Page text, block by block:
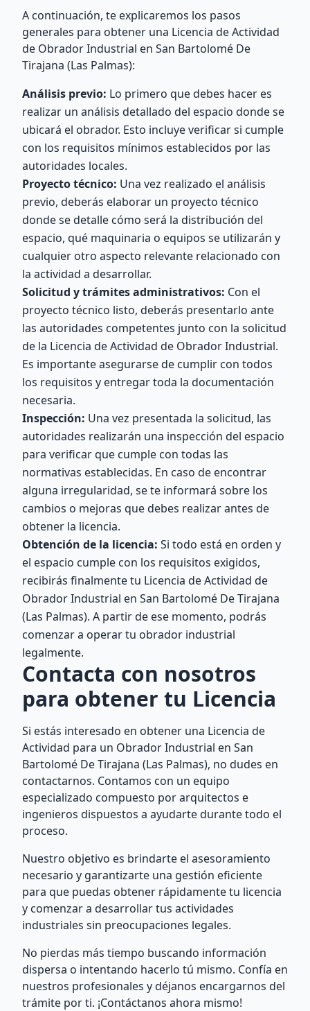
A continuación, te explicaremos los pasos
generales para obtener una Licencia de Actividad
de Obrador Industrial en San Bartolomé De
Tirajana (Las Palmas):
Análisis previo: Lo primero que debes hacer es
realizar un análisis detallado del espacio donde se
ubicará el obrador. Esto incluye verificar si cumple
con los requisitos mínimos establecidos por las
autoridades locales.
Proyecto técnico: Una vez realizado el análisis
previo, deberás elaborar un proyecto técnico
donde se detalle cómo será la distribución del
espacio, qué maquinaria o equipos se utilizarán y
cualquier otro aspecto relevante relacionado con
la actividad a desarrollar.
Solicitud y trámites administrativos: Con el
proyecto técnico listo, deberás presentarlo ante
las autoridades competentes junto con la solicitud
de la Licencia de Actividad de Obrador Industrial.
Es importante asegurarse de cumplir con todos
los requisitos y entregar toda la documentación
necesaria.
Inspección: Una vez presentada la solicitud, las
autoridades realizarán una inspección del espacio
para verificar que cumple con todas las
normativas establecidas. En caso de encontrar
alguna irregularidad, se te informará sobre los
cambios o mejoras que debes realizar antes de
obtener la licencia.
Obtención de la licencia: Si todo está en orden y
el espacio cumple con los requisitos exigidos,
recibirás finalmente tu Licencia de Actividad de
Obrador Industrial en San Bartolomé De Tirajana
(Las Palmas). A partir de ese momento, podrás
comenzar a operar tu obrador industrial
legalmente.
Contacta con nosotros
para obtener tu Licencia
Si estás interesado en obtener una Licencia de
Actividad para un Obrador Industrial en San
Bartolomé De Tirajana (Las Palmas), no dudes en
contactarnos. Contamos con un equipo
especializado compuesto por arquitectos e
ingenieros dispuestos a ayudarte durante todo el
proceso.
Nuestro objetivo es brindarte el asesoramiento
necesario y garantizarte una gestión eficiente
para que puedas obtener rápidamente tu licencia
y comenzar a desarrollar tus actividades
industriales sin preocupaciones legales.
No pierdas más tiempo buscando información
dispersa o intentando hacerlo tú mismo. Confía en
nuestros profesionales y déjanos encargarnos del
trámite por ti. ¡Contáctanos ahora mismo!